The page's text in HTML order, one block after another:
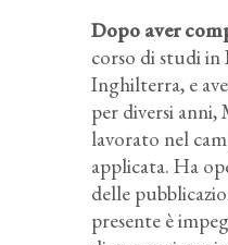
Dopo aver
corso di studi in
Inghilterra, e
per diversi
lavorato nel
applicata. Ha
delle
presente è